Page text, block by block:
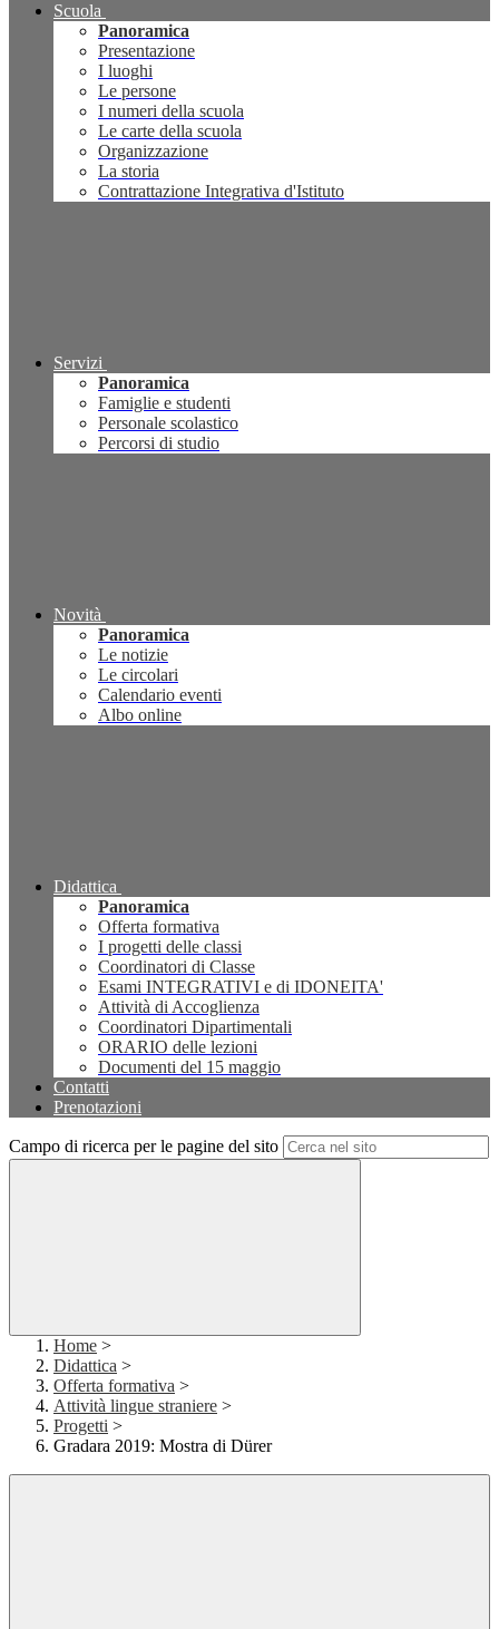
Scuola
Panoramica
Presentazione
I luoghi
Le persone
I numeri della scuola
Le carte della scuola
Organizzazione
La storia
Contrattazione Integrativa d'Istituto
Servizi
Panoramica
Famiglie e studenti
Personale scolastico
Percorsi di studio
Novità
Panoramica
Le notizie
Le circolari
Calendario eventi
Albo online
Didattica
Panoramica
Offerta formativa
I progetti delle classi
Coordinatori di Classe
Esami INTEGRATIVI e di IDONEITA'
Attività di Accoglienza
Coordinatori Dipartimentali
ORARIO delle lezioni
Documenti del 15 maggio
Contatti
Prenotazioni
Campo di ricerca per le pagine del sito
Home >
Didattica >
Offerta formativa >
Attività lingue straniere >
Progetti >
Gradara 2019: Mostra di Dürer